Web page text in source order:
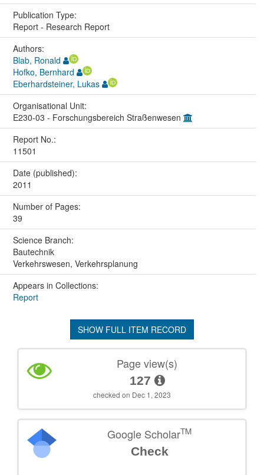
Publication Type:
Report - Research Report
Authors:
Blab, Ronald
Hofko, Bernhard
Eberhardsteiner, Lukas
Organisational Unit:
E230-03 - Forschungsbereich Straßenwesen
Report No.:
11501
Date (published):
2011
Number of Pages:
39
Science Branch:
Bautechnik
Verkehrswesen, Verkehrsplanung
Appears in Collections:
Report
SHOW FULL ITEM RECORD
Page view(s)
127
checked on Dec 1, 2023
Google ScholarTM
Check